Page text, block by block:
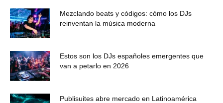
Mezclando beats y códigos: cómo los DJs
reinventan la música moderna
Estos son los DJs españoles emergentes que
van a petarlo en 2026
Publisuites abre mercado en Latinoamérica